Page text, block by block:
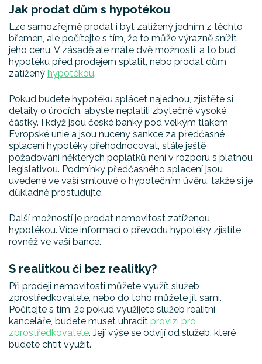
Jak prodat dům s hypotékou
Lze samozřejmě prodat i byt zatížený jedním z těchto
břemen, ale počítejte s tím, že to může výrazně snížit
jeho cenu. V zásadě ale máte dvě možnosti, a to buď
hypotéku před prodejem splatit, nebo prodat dům
zatížený hypotékou.
Pokud budete hypotéku splácet najednou, zjistěte si
detaily o úrocích, abyste neplatili zbytečně vysoké
částky. I když jsou české banky pod velkým tlakem
Evropské unie a jsou nuceny sankce za předčasné
splacení hypotéky přehodnocovat, stále ještě
požadování některých poplatků není v rozporu s platnou
legislativou. Podmínky předčasného splacení jsou
uvedené ve vaší smlouvě o hypotečním úvěru, takže si je
důkladně prostudujte.
Další možností je prodat nemovitost zatíženou
hypotékou. Více informací o převodu hypotéky zjistíte
rovněž ve vaší bance.
S realitkou či bez realitky?
Při prodeji nemovitosti můžete využít služeb
zprostředkovatele, nebo do toho můžete jít sami.
Počítejte s tím, že pokud využijete služeb realitní
kanceláře, budete muset uhradit provizi pro
zprostředkovatele. Její výše se odvíjí od služeb, které
budete chtít využít.